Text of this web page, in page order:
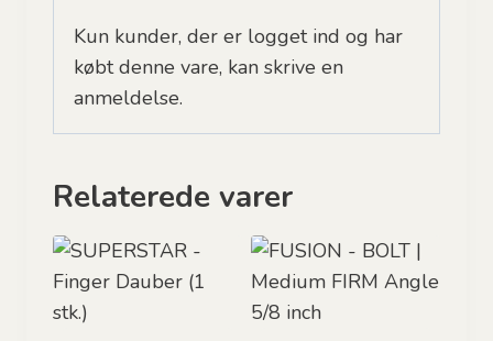
Kun kunder, der er logget ind og har
købt denne vare, kan skrive en
anmeldelse.
Relaterede varer